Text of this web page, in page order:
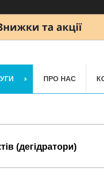
ПРО НАС
(дегідратори)